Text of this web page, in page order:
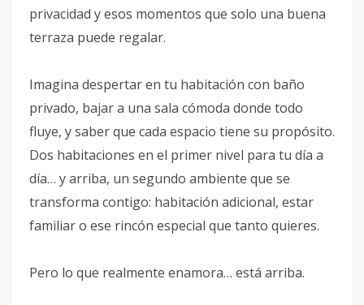
privacidad y esos momentos que solo una buena
terraza puede regalar.
Imagina despertar en tu habitación con baño
privado, bajar a una sala cómoda donde todo
fluye, y saber que cada espacio tiene su propósito.
Dos habitaciones en el primer nivel para tu día a
día… y arriba, un segundo ambiente que se
transforma contigo: habitación adicional, estar
familiar o ese rincón especial que tanto quieres.
Pero lo que realmente enamora… está arriba.